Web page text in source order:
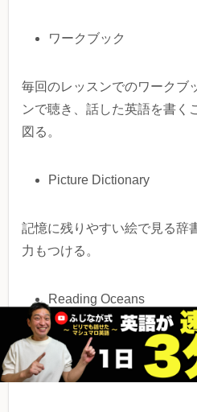
ワークブック
毎回のレッスンでのワークブ
ンで聴き、話した英語を書く
図る。
Picture Dictionary
記憶に残りやすい絵で見る辞
力もつける。
Reading Oceans
多読教材。お話をたくさん読
広げ、聴く・読む力を育む。